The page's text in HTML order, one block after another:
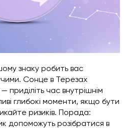
знаку робить вас
Сонце в Терезах
приділіть час внутрішнім
глибокі моменти, якщо бути
ризиків. Порада:
допоможуть розібратися в